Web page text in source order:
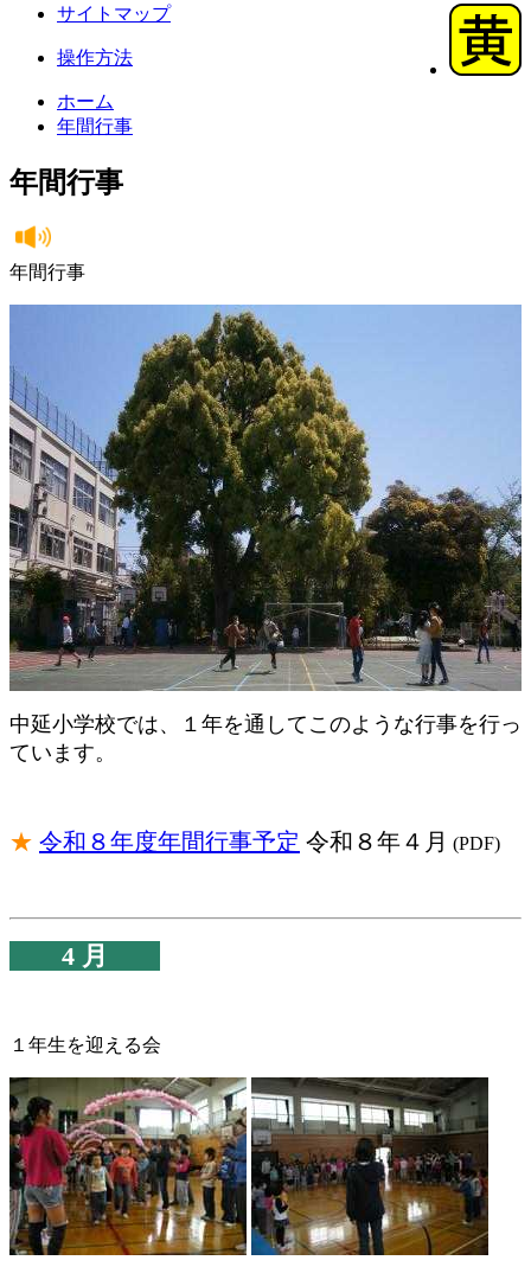
サイトマップ
操作方法
ホーム
年間行事
年間行事
年間行事
中延小学校では、１年を通してこのような行事を行っ
ています。
★ 令和８年度年間行事予定 令和８年４月 (PDF)
4 月
１年生を迎える会